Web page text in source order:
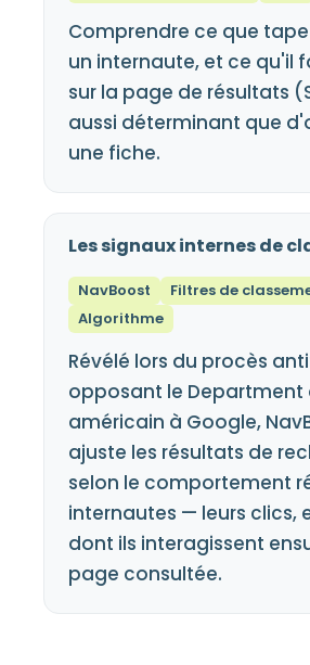
Comprendre ce que
un internaute, et ce qu'il
sur la page de résultats
aussi déterminant que
une fiche.
Les signaux internes de
NavBoost Filtres de
Algorithme
Révélé lors du procès
opposant le Department
américain à Google,
ajuste les résultats de
selon le comportement
internautes — leurs clics,
dont ils interagissent
page consultée.